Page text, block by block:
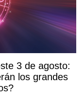
3 de agosto:
los grandes